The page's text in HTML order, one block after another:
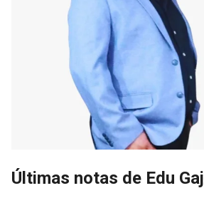
Últimas notas de Edu